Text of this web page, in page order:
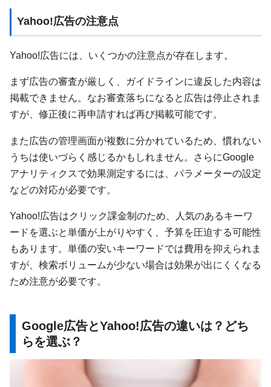
Yahoo!広告の注意点
Yahoo!広告には、いくつかの注意点が存在します。
まず広告の審査が厳しく、ガイドラインに違反した内容は
掲載できません。なお審査落ちになると広告は停止されま
すが、修正後に再申請すれば再び掲載可能です。
また広告の管理画面が複数に分かれているため、慣れない
うちは使いづらく感じるかもしれません。さらにGoogle
アナリティクスで効果測定するには、パラメーターの設定
などの対応が必要です。
Yahoo!広告はクリック課金制のため、人気のあるキーワ
ードを選ぶと単価が上がりやすく、予算を圧迫する可能性
もあります。単価の安いキーワードでは費用を抑えられま
すが、検索ボリュームが少ない場合は効果が出にくくなる
ため注意が必要です。
Google広告とYahoo!広告の違いは？どち
らを選ぶ？